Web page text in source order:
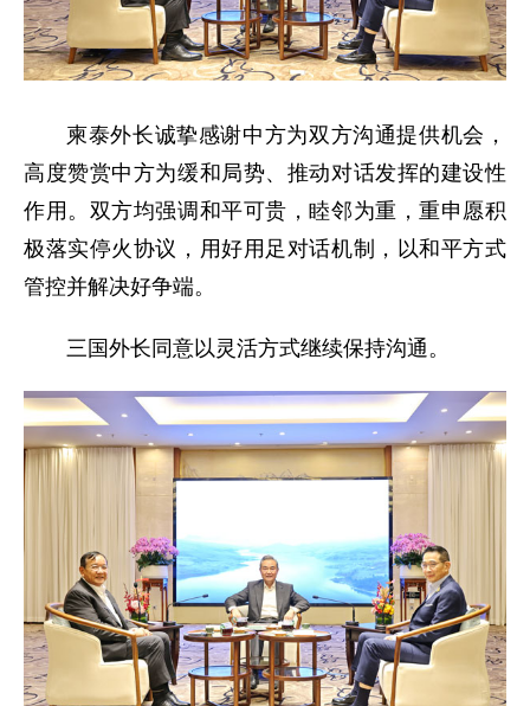
柬泰外长诚挚感谢中方为双方沟通提供机会，
高度赞赏中方为缓和局势、推动对话发挥的建设性
作用。双方均强调和平可贵，睦邻为重，重申愿积
极落实停火协议，用好用足对话机制，以和平方式
管控并解决好争端。
三国外长同意以灵活方式继续保持沟通。